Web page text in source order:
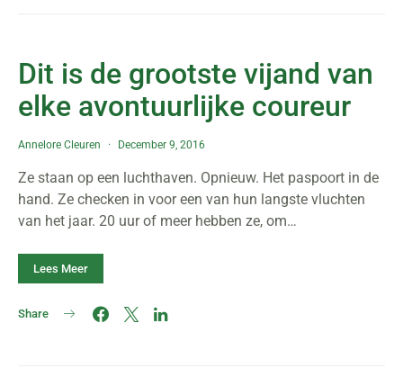
Dit is de grootste vijand van
elke avontuurlijke coureur
Annelore Cleuren December 9, 2016
Ze staan op een luchthaven. Opnieuw. Het paspoort in de
hand. Ze checken in voor een van hun langste vluchten
van het jaar. 20 uur of meer hebben ze, om…
Lees Meer
Share